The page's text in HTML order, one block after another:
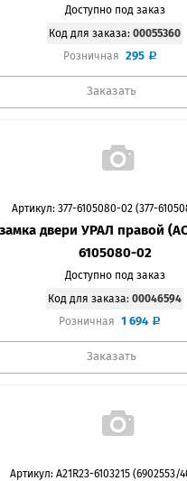
Доступно под заказ
Код для заказа: 00055360
Розничная 295
Заказать
Артикул: 377-6105080-02 (377-
двери УРАЛ правой
6105080-02
Доступно под заказ
Код для заказа: 00046594
Розничная 1 694
Заказать
Артикул: A21R23-6103215 (6902553/